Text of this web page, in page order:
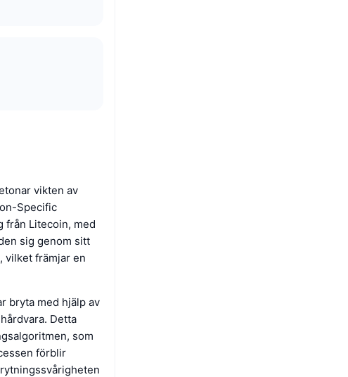
vikten av
Specific
från Litecoin, med
sig genom sitt
vilket främjar en
bryta med hjälp av
Detta
som
förblir